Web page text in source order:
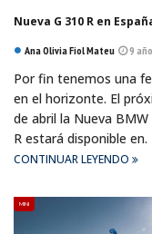
Nueva G 310 R en
Ana Olivia Fiol Mateu 9
Por fin tenemos una
en el horizonte. El
de abril la Nueva BMW
R estará disponible en.
CONTINUAR LEYENDO
MINI